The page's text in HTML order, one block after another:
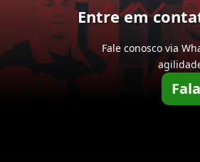
Entre em
Fale conosco via